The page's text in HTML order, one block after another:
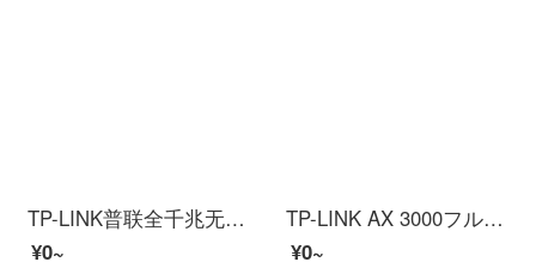
TP-LINK普联全千兆无线apパネル全屋wifi套装poe路线电源5 g杜尔周波数ac 1200 m互联网覆盖【深空银】3个パネル+5口一体化路线【升级版】
¥0~
TP-LINK AX 3000フル血WiFi 6ギガビットワイヤレスルーター5 Gデュアルアール周波数ゲームルーティングMesh 3000 MワイヤレスレートデュアルブロードバンドアクセスXDR 3010展版をサポート
¥0~